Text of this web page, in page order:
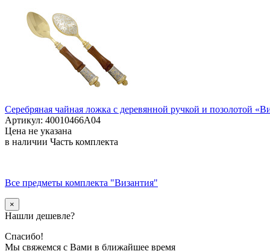
Серебряная чайная ложка с деревянной ручкой и позолотой
Артикул: 40010466А04
Цена не указана
в наличии Часть комплекта
Все предметы комплекта "Византия"
×
Нашли дешевле?
Спасибо!
Мы свяжемся с Вами в ближайшее время